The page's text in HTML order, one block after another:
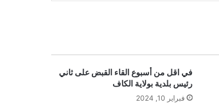
في اقل من أسبوع القاء القبض على ثاني
رئيس بلدية بولاية الكاف
فبراير 10, 2024